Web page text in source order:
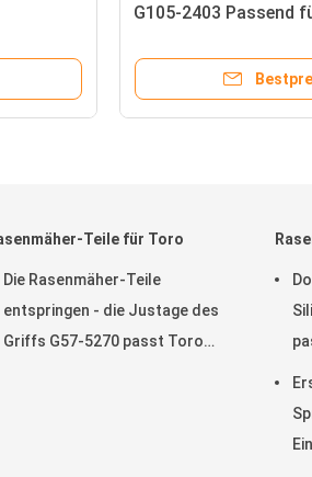
G105-2403 Passend
Teile für Toro
Die Rasenmäher-Teile
entspringen - die Justage des
Griffs G57-5270 passt Toro